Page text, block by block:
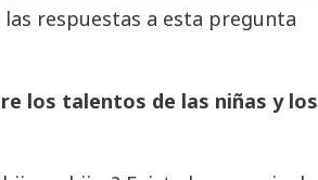
las respuestas a esta pregunta
los talentos de las niñas y los